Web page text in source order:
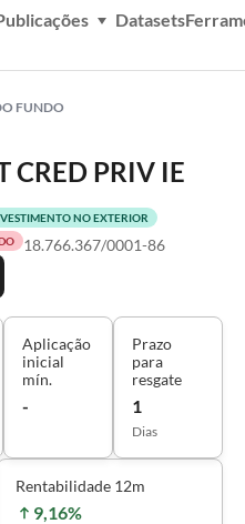
Datasets
FUNDO
CRED PRIV IE
NO EXTERIOR
18.766.367/0001-86
Aplicação
inicial
mín.
-
Prazo
para
resgate
1
Dias
Rentabilidade 12m
9,16%